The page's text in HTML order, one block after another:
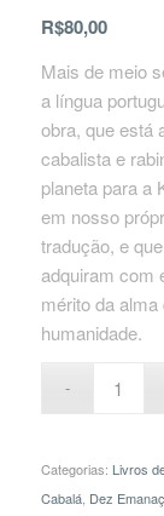
R$80,00
Mais de meio
a língua
obra, que está
cabalista e
planeta para a
em nosso
tradução, e
adquiram com
mérito da
humanidade.
Categorias: Livros
Cabalá, Dez